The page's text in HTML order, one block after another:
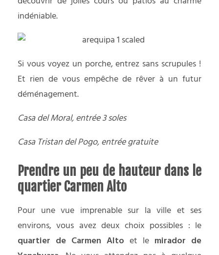
indéniable.
Si vous voyez un porche, entrez sans scrupules !
Et rien de vous empêche de rêver à un futur
déménagement.
Casa del Moral, entrée 3 soles
Casa Tristan del Pogo, entrée gratuite
Prendre un peu de hauteur dans le
quartier Carmen Alto
Pour une vue imprenable sur la ville et ses
environs, vous avez deux choix possibles : le
quartier de Carmen Alto et le mirador de